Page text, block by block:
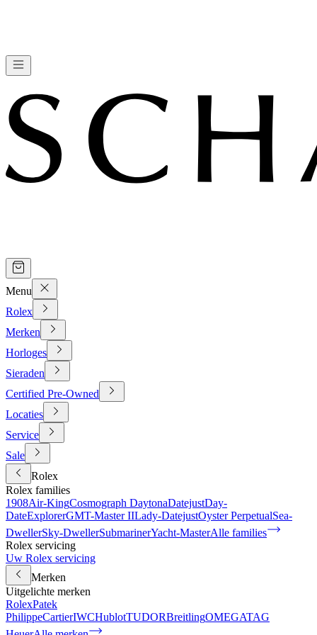
Menu
Rolex
Merken
Horloges
Sieraden
Certified Pre-Owned
Locaties
Service
Sale
Rolex
Rolex families
1908Air-KingCosmograph DaytonaDatejustDay-
DateExplorerGMT-Master IILady-DatejustOyster PerpetualSea-
DwellerSky-DwellerSubmarinerYacht-MasterAlle families
Rolex servicing
Uw Rolex servicing
Merken
Uitgelichte merken
RolexPatek
PhilippeCartierIWCHublotTUDORBreitlingOMEGATAG